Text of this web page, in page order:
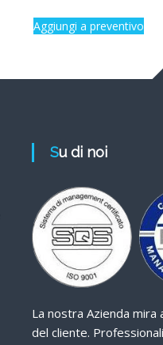
Aggiungi a preventivo
Su di noi
La nostra Azienda mira
del cliente.